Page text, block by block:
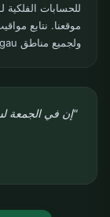
ولجميع مناطق Lindenberg im Allgau.
"إن في الجمعة